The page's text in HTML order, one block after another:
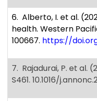
6. Alberto, I. et al.
health. Western
100667. https://
7. Rajadurai, P. et al.
S461. 10.1016/